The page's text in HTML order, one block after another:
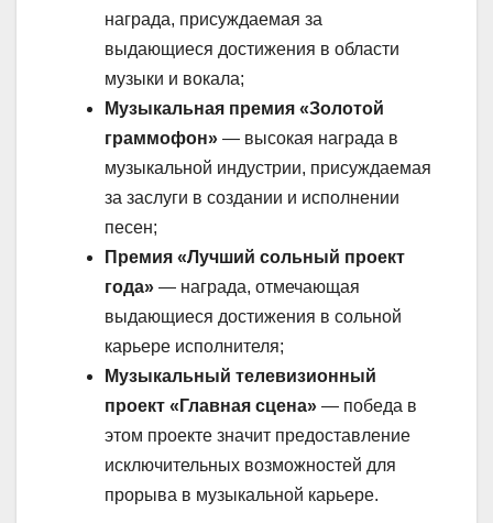
награда, присуждаемая за
выдающиеся достижения в области
музыки и вокала;
Музыкальная премия «Золотой
граммофон» — высокая награда в
музыкальной индустрии, присуждаемая
за заслуги в создании и исполнении
песен;
Премия «Лучший сольный проект
года» — награда, отмечающая
выдающиеся достижения в сольной
карьере исполнителя;
Музыкальный телевизионный
проект «Главная сцена» — победа в
этом проекте значит предоставление
исключительных возможностей для
прорыва в музыкальной карьере.